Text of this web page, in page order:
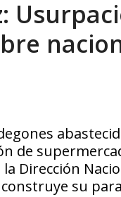
la luz: 17 años de
de
Dirección
su